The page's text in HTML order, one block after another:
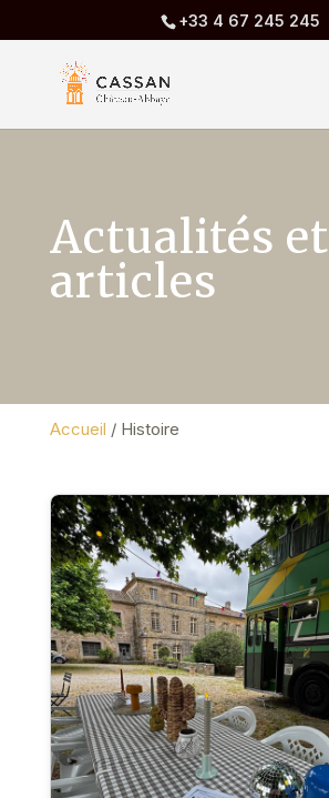
+33 4 67 245 245
Actualités et
articles
Accueil / Histoire